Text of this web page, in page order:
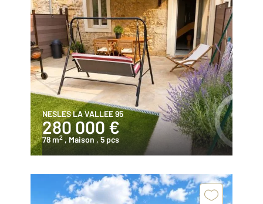
NESLES LA VALLEE 95
280 000 €
78 m2 , Maison , 5 pcs